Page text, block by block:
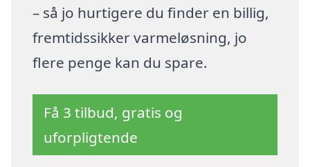
– så jo hurtigere du finder en billig,
fremtidssikker varmeløsning, jo
flere penge kan du spare.
Få 3 tilbud, gratis og
uforpligtende